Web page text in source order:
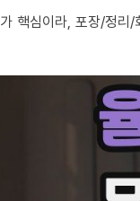
핵심이라, 포장/정